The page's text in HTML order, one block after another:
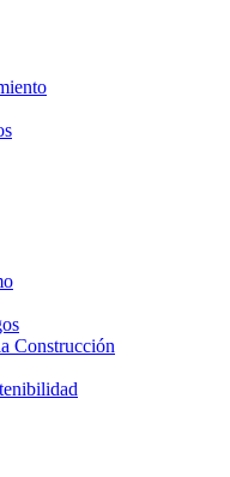
Construcción